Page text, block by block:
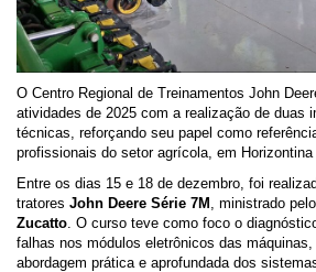
O Centro Regional de Treinamentos John
atividades de 2025 com a realização de duas
técnicas, reforçando seu papel como
profissionais do setor agrícola, em Horizontina
Entre os dias 15 e 18 de dezembro, foi
tratores John Deere Série 7M , ministrado
Zucatto . O curso teve como foco o
falhas nos módulos eletrônicos das
abordagem prática e aprofundada dos